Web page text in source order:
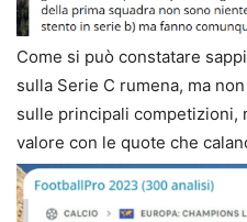
Come si può constatare
sulla Serie C rumena, ma
sulle principali competizioni,
valore con le quote che